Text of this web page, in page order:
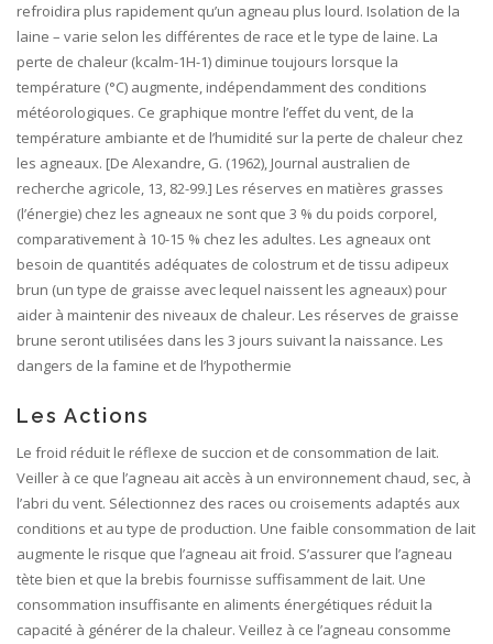
refroidira plus rapidement qu’un agneau plus lourd. Isolation de la
laine – varie selon les différentes de race et le type de laine. La
perte de chaleur (kcalm-1H-1) diminue toujours lorsque la
température (°C) augmente, indépendamment des conditions
météorologiques. Ce graphique montre l’effet du vent, de la
température ambiante et de l’humidité sur la perte de chaleur chez
les agneaux. [De Alexandre, G. (1962), Journal australien de
recherche agricole, 13, 82-99.] Les réserves en matières grasses
(l’énergie) chez les agneaux ne sont que 3 % du poids corporel,
comparativement à 10-15 % chez les adultes. Les agneaux ont
besoin de quantités adéquates de colostrum et de tissu adipeux
brun (un type de graisse avec lequel naissent les agneaux) pour
aider à maintenir des niveaux de chaleur. Les réserves de graisse
brune seront utilisées dans les 3 jours suivant la naissance. Les
dangers de la famine et de l’hypothermie
Les Actions
Le froid réduit le réflexe de succion et de consommation de lait. Veiller à ce que l’agneau ait accès à un environnement chaud, sec, à l’abri du vent. Sélectionnez des races ou croisements adaptés aux conditions et au type de production. Une faible consommation de lait augmente le risque que l’agneau ait froid. S’assurer que l’agneau tète bien et que la brebis fournisse suffisamment de lait. Une consommation insuffisante en aliments énergétiques réduit la capacité à générer de la chaleur. Veillez à ce l’agneau consomme suffisante de colostrum de bonne qualité. Fournir un substitut de lait de haute qualité « Lamb-Gro » si l’agneau est orphelin ou ne peut obtenir suffisamment de lait de brebis, par exemple, les agneaux de naissances multiples. Colostrum Ce que colostrum fourni à l’agneau • Les éléments nutritifs (% de matières grasses élevées) pour la production de chaleur et prévenir l’hypothermie. • Les immunoglobulines (Ig) pour prévenir les infections. Certaines Ig tapissent la paroi intestinale et d’autres sont absorbés dans le sang. Ceci à condition que le colostrum soit donné durant les 24 premières heures suivant la naissance. La période offrant le meilleur taux d’absorption des d’Ig se situe dans les premières heures qui suivent la naissance. • Fournis les facteurs de croissance favorisant la croissance et la différentiation intestinale, et ce, durant les 24-48 heurs suivant la naissance. Pourquoi le colostrum est-il si important? Les Ig contenus dans le colostrum procurent à l’agneau une protection passive jusqu’à ce que son propre système immunitaire fonctionne. L’agneau naissant n’a pas encore d’anticorps, puisque ces derniers ne traversent pas le placenta à partir de la circulation sanguine de la brebis. Certains agents causant des maladies chez l’agneau comme : Ecolab, le rotavirus et le Cryptosporidium. L’intestin du nouveau-né n’a pas l’acidité ou la capacité à détruire ces bactéries nocives. Les agents viraux peuvent causer de graves dommages à l’intestin grêle des jeunes ruminants ce qui nuit à leur rendement futur. La vaccination des brebis pour prévenir les maladies à 5 semaines (chez les agnelles) et/ou 3 semaines (chez les brebis matures) avant l’agnelage permet la production d’anticorps contre de ces maladies spécifiques. Ces anticorps selon alors transmis à l’agneau via le colostrum de la brebis (par exemple, E. coli, le tétanos, gp Clostridia). Le colostrum excédentaire peut être ramassée et congelé (maximum d’un an) pour être utilisé à une date ultérieure Choisir les agneaux destinés à l’élevage artificiel Les brebis prolifiques produisent plus d’agneaux que leur production de lait peut soutenir, pour répondre à un taux de croissance adéquat. Les agneaux supplémentaires doivent être retirés de la barre d’alimentation. Les agneaux doivent être regroupés en fonction de la taille et du sexe. Les agneaux devraient être déplacés vers un nouveau groupe une fois qu’ils ont atteint leur poids cible. Cela garantit que les agneaux plus faibles et plus petits recevront une attention supplémentaire jusqu’à ce qu’ils soient aptes à être placés avec les autres agneaux. Méthodes pour alimenter les agneaux avec du lait de remplacement Il existe plusieurs techniques pour alimenter avec du lait de remplacement les agneaux orphelins, les agneaux rejetés de leur mère et les agneaux provenant de portées multiples. Le choix du système dépend du nombre d’agneaux destinés à être élevés, les bâtiments disponibles, des préférences individuelles, etc. Les agneaux devraient idéalement être élevés dans un environnement à 15-18oC. Un assainissement méticuleux de tous les systèmes est essentiel. La désinfection correcte des équipements de mélange et d’alimentation aidera à prévenir la prolifération d’agents pathogènes et de météorisation. Il est important de suivre les instructions du fabricant pour faire le mélange et respecter le taux d’alimentation en fonction de la taille moyenne de l’agneau. Alimentation limitée : idéal pour un petit nombre d’agneaux. Une quantité de lait est fournie par une tétine sur une bouteille ou un seau (une tétine par agneau) 3-4 fois par jour. Ceci implique beaucoup de travail, mais permet d’alimenter à faible un coût le lait et de faire une transition plus facile au sevrage vers des aliments solides. Le lait devrait être servi la température du corps, soit à 38-40 C (100-104 º F) L’alimentation de libre choix (servi chaud ou frais à 4 °C (39 º F),): les systèmes typiques incluent des unités avec seaux et tétines, barres avec tétines et systèmes d’alimentation automatique (p. ex. Forster). Les agneaux ont accès à du lait en tout temps et sont nourris en groupe. La production de lait ne doit pas cesser puisque les agneaux se tourneront facilement vers une alimentation faite de nouveau lait. Lorsque le lait est servi à 4oC (39 º F), il sera consommé en petites quantités, mais plus souvent. Cela réduit les troubles digestifs. Par temps chaud, le lait de remplacement peut être conservé au froid, en y plaçant une bouteille en plastique propre remplie d’eau glacée. Le formol peut aussi être ajouté au lait libre choix (1ml/litre solution de lait de remplacement) pour prévenir la croissance microbienne. Il tend également à restreindre le gavage en raison de son goût désagréable. Assurez-vous que les agneaux ne refusent pas le lait. Chaque tétine peut accueillir 5-6 agneaux et doit être à 40-45 cm (16-18 po) au-dessus du sol. Les agneaux peuvent avoir besoin d’aide pour s’adapter aux tétines au cours des 1-2 premiers jours. L’alimentation par libre choix peut réduire au minimum le travail, mais peut accroître les possibilités de transmission de maladies. Les agneaux peuvent facilement mâcher les tétines, ce qui peut entraîner une perte de substitut lacté à partir du conteneur. L’alimentation par libre choix permet une plus grande consommation procurant plus de gains et le sevrage plus tôt. Parc à agneaux : les agneaux devraient être logés dans un endroit bien ventilé, à l’abri des courants d’air, et à des températures de moins de 10 oC (50 º F). Pour améliorer l’habitabilité et le rendement, les agneaux devraient idéalement être élevés dans un enclos à 15-18oC. Le lit des agneaux est fait de paille avec des planchers solides nécessitant 0,55 m2 (0,66 verge carrée) de surface de plancher par agneau. Les systèmes d’alimentation automatique commerciaux peuvent nourrir 50-150 agneaux par unité et sont donc idéals pour la production de brebis laitières ou de races prolifiques en élevages accélérés. Après environ 10 jours, les grands groupes peuvent être formés et 10-25 agneaux peuvent s’alimenter d’une même tétine. Consulter le fournisseur de ces appareils pour obtenir des conseils. Alimentation des agneaux dans le froid S’assurer que les équipements d’alimentation sont protégés contre les conditions environnementales extrêmes pour éviter de grandes variations de température et de congélation du lait dans les canalisations et les récipients. Fournir aux agneaux suffisamment de lait pour maintenir une balance énergétique positive et des performances de croissance. Le froid peut être le résultat de températures fraîches, de températures plus humides, de litière mouillée, ou d’une combinaison de divers facteurs. Lorsque les agneaux atteignent un bilan énergétique négatif, le statut immunitaire peut être facilement compromis et les agneaux deviennent alors sensibles aux maladies. Le lait de brebis En donnant du lait de remplacement de qualité aux agneaux de brebis laitières, on peut augmenter le lait commercialisable et également améliorer la production totale de lait. La traite régulière des brebis maintient une production de lait maximale. Si les agneaux sont laissés avec la brebis et ne prennent pas une traite complète, la production de lait baisse et ne pourra pas reprendre une fois l’agneau retiré. Sevrage Les agneaux sont sevrés généralement de 21 à 45 jours d’âge (en moyenne 30 jours) et à 12 kg de poids corporel. Les agneaux doivent consommer un minimum de 120-150 g (40-50 onces) de ration complémentaire par jour pendant plus de 2 jours consécutifs et doivent consommer un minimum de 8-10 kg de lait de remplacement. Infections ou agents pathogènes fréquents chez les agneaux : La bouche aqueuse – infection à E. coli précipité par le froid, le stress et/ou le manque de prise de colostrum. Cela se produit généralement pendant les premiers jours de la vie et jusqu’à six semaines d’âge. Les agneaux salivent et ont un abdomen distendu. Les agneaux peuvent également se déshydrater et même mourir. Cette condition peut durer jusqu’à 10 jours. Diarrhée -Inflammation de l’intestin par des agents pathogènes de maladies infectieuses telles que E.coli, Cryptosporidium, le rotavirus et dysenterie de l’agneau (clostridia). Pneumonie- La poussière, l’accumulation d’ammoniaque, les changements climatiques extrêmes (en particulier les variations d’humidité) peuvent mener à la pneumonie. La pneumonie est souvent mortelle ou génère des dommages pulmonaires tels qu’ils auront une incidence sur la santé et la productivité de l’agneau. Les parasites internes – L’un des plus grands problèmes de santé chez les agneaux de pâturage. Liste de vérification : Une fois que l’agneau est né, assurez-vous qu’il reçoit suffisamment de colostrum soit en tétant directement la brebis, soit avec une bouteille ou un tube inséré dans l’estomac. Identifiez les agneaux qui sont : prématurés, ayant une insuffisance pondérale, souffrants de famine, les agneaux de réforme et assurez-vous qu’ils aient un apport adéquat de lait et qu’ils soient à la chaleur. Ayez de bonnes pratiques sanitaires avant, pendant et après l’agnelage : la bergerie doit être bien ventilée, sèche, sans courants d’air. Regroupez les agneaux selon leurs âges et poids corporels et fournissez-leur suffisamment de tétines. (5-6 agneaux/ tétine au début puis augmentez à 10-25 agneaux/ tétine selon le type d’appareil et l’e